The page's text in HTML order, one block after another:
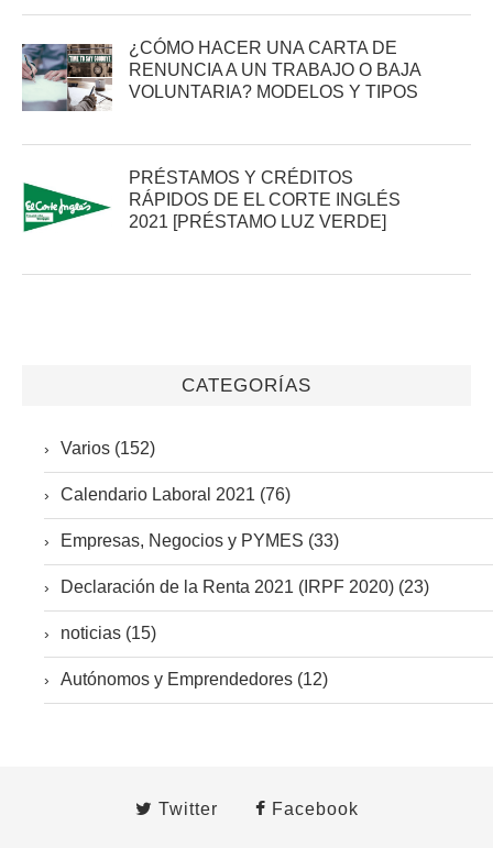
¿CÓMO HACER UNA CARTA DE
RENUNCIA A UN TRABAJO O BAJA
VOLUNTARIA? MODELOS Y TIPOS
PRÉSTAMOS Y CRÉDITOS
RÁPIDOS DE EL CORTE INGLÉS
2021 [PRÉSTAMO LUZ VERDE]
CATEGORÍAS
Varios (152)
Calendario Laboral 2021 (76)
Empresas, Negocios y PYMES (33)
Declaración de la Renta 2021 (IRPF 2020) (23)
noticias (15)
Autónomos y Emprendedores (12)
Twitter Facebook